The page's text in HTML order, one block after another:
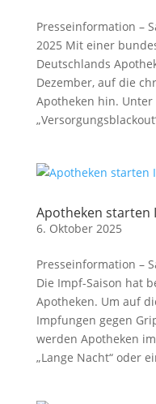
Presseinformation –
2025 Mit einer
Deutschlands
Dezember, auf die
Apotheken hin.
Apotheken starten
6. Oktober 2025
Presseinformation –
Die Impf-Saison hat
Apotheken. Um auf
Impfungen gegen
werden Apotheken
„Lange Nacht“ oder